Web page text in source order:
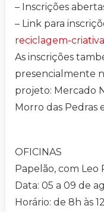
– Inscrições
– Link para
reciclagem-criativa
As inscrições
presencialmente
projeto: Mercado
Morro das Pedras
OFICINAS
Papelão, com Leo
Data: 05 a 09 de
Horário: de 8h às